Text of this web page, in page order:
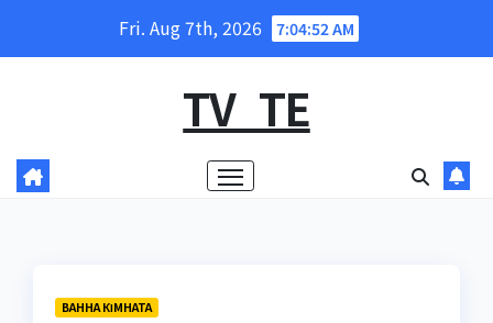
Fri. Aug 7th, 2026 7:04:53 AM
TV_TE
ВАННА КІМНАТА